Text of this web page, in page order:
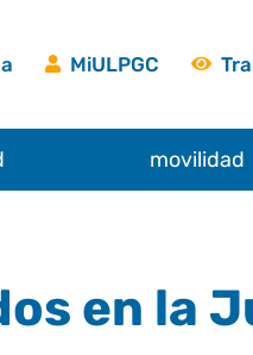
MiULPGC
movilidad
en la